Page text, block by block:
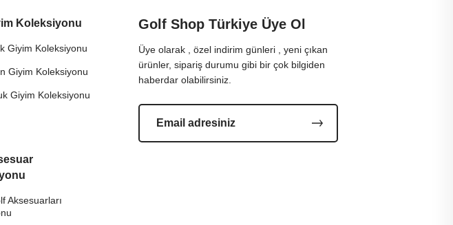
Koleksiyonu
Giyim Koleksiyonu
Giyim Koleksiyonu
Giyim Koleksiyonu
Aksesuarları
Golf Shop Türkiye Üye Ol
Üye olarak , özel indirim günleri , yeni çıkan
ürünler, sipariş durumu gibi bir çok bilgiden
haberdar olabilirsiniz.